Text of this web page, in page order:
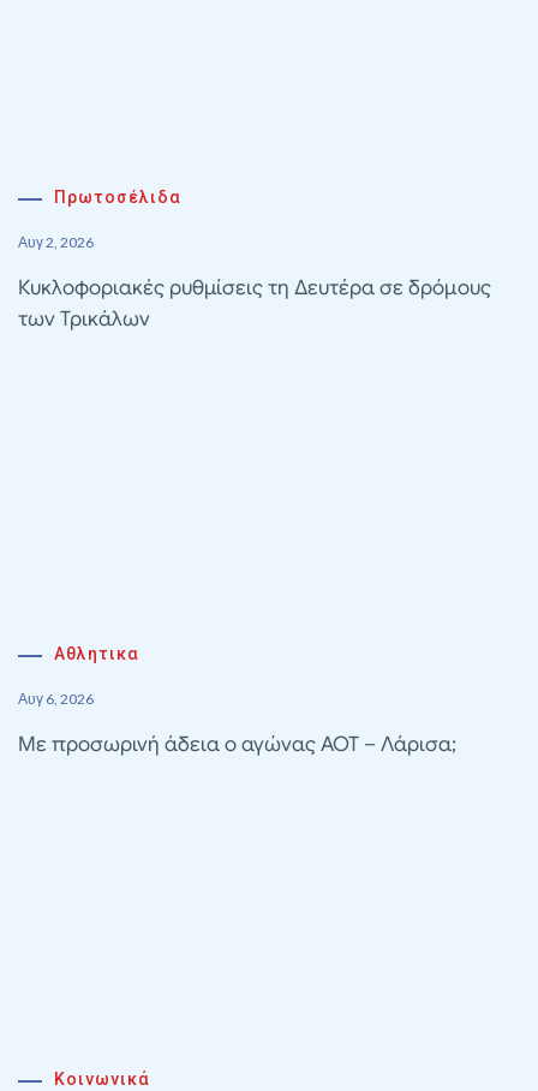
Πρωτοσέλιδα
Αυγ 2, 2026
Κυκλοφοριακές ρυθμίσεις τη Δευτέρα σε δρόμους
των Τρικάλων
Αθλητικα
Αυγ 6, 2026
Με προσωρινή άδεια ο αγώνας ΑΟΤ – Λάρισα;
Κοινωνικά